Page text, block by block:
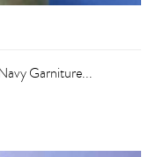
Garniture...